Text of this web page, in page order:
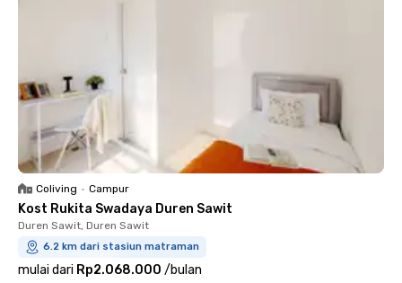
Coliving • Campur
Kost Rukita Swadaya Duren Sawit
Duren Sawit, Duren Sawit
6.2 km dari stasiun matraman
mulai dari Rp2.068.000 /bulan